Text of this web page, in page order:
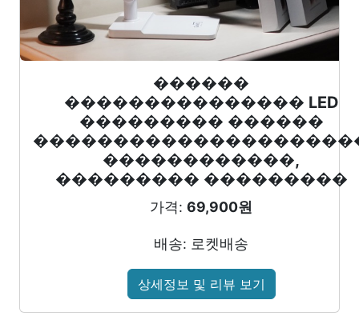
������
��������������� LED
��������� ������
������������,
��������� ���������
가격: 69,900원
배송: 로켓배송
상세정보 및 리뷰 보기